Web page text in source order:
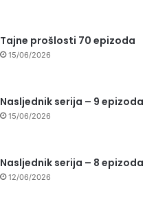
Tajne prošlosti 70 epizoda
15/06/2026
Nasljednik serija – 9 epizoda
15/06/2026
Nasljednik serija – 8 epizoda
12/06/2026